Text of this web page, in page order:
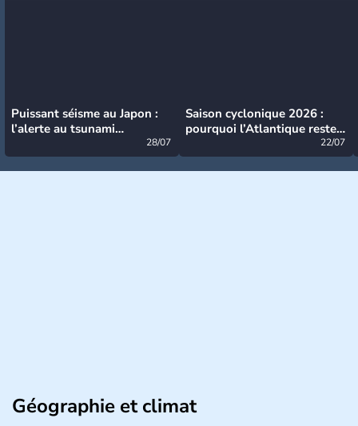
Puissant séisme au Japon :
l’alerte au tsunami
28/07
Saison cyclonique 2026 :
pourquoi l’Atlantique reste
22/07
Géographie et climat